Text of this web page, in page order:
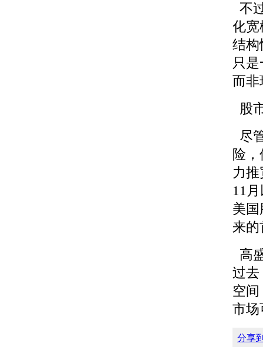
不
化宽
结构
只
而非
股
尽
险
力
11
美国
来的
高
过去
空
市场
分享